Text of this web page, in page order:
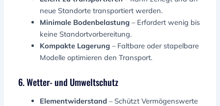
neue Standorte transportiert werden.
Minimale Bodenbelastung – Erfordert wenig bis
keine Standortvorbereitung.
Kompakte Lagerung – Faltbare oder stapelbare
Modelle optimieren den Transport.
6. Wetter- und Umweltschutz
Elementwiderstand – Schützt Vermögenswerte